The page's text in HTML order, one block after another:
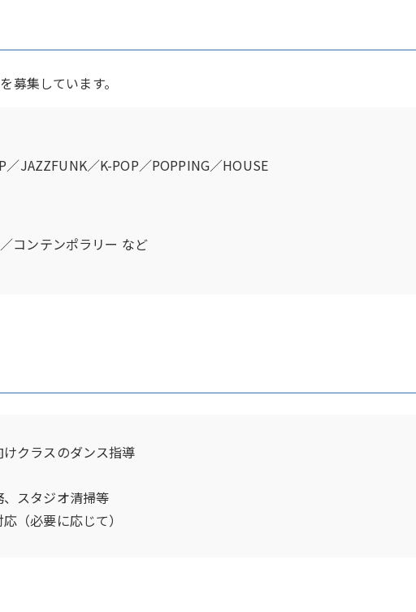
募集しています。
JAZZFUNK／K-POP／POPPING／HOUSE
コンテンポラリー など
クラスのダンス指導
スタジオ清掃等
（必要に応じて）